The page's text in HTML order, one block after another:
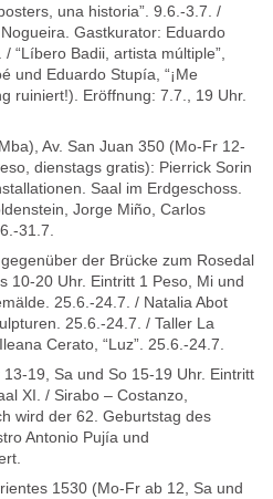
una historia”. 9.6.-3.7. /
Gastkurator: Eduardo
“Líbero Badii, artista múltiple”,
und Eduardo Stupía, “¡Me
ruiniert!). Eröffnung: 7.7., 19 Uhr.
Av. San Juan 350 (Mo-Fr 12-
dienstags gratis): Pierrick Sorin
Saal im Erdgeschoss.
Jorge Miño, Carlos
31.7.
der Brücke zum Rosedal
10-20 Uhr. Eintritt 1 Peso, Mi und
25.6.-24.7. / Natalia Abot
25.6.-24.7. / Taller La
Cerato, “Luz”. 25.6.-24.7.
19, Sa und So 15-19 Uhr. Eintritt
XI. / Sirabo – Costanzo,
wird der 62. Geburtstag des
Antonio Pujía und
1530 (Mo-Fr ab 12, Sa und